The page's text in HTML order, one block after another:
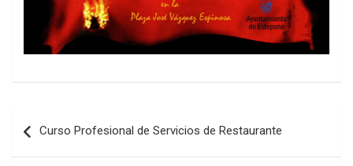
de
Curso Profesional de Servicios de Restaurante